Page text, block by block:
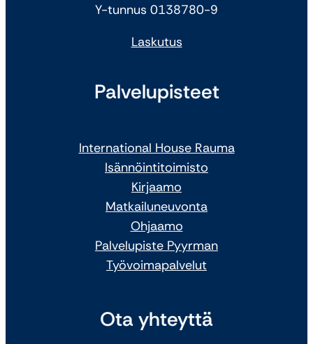
Y-tunnus 0138780-9
Laskutus
Palvelupisteet
International House Rauma
Isännöintitoimisto
Kirjaamo
Matkailuneuvonta
Ohjaamo
Palvelupiste Pyyrman
Työvoimapalvelut
Ota yhteyttä